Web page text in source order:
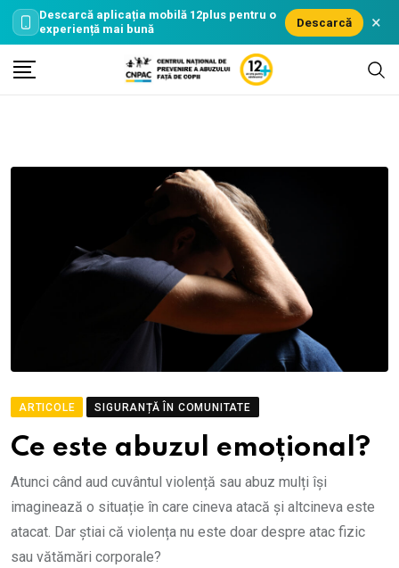
Descarcă aplicația mobilă 12plus pentru o
experiență mai bună
Descarcă ×
ARTICOLE SIGURANȚĂ ÎN COMUNITATE
Ce este abuzul emoțional?
Atunci când aud cuvântul violență sau abuz mulți își
imaginează o situație în care cineva atacă și altcineva este
atacat. Dar știai că violența nu este doar despre atac fizic
sau vătămări corporale?